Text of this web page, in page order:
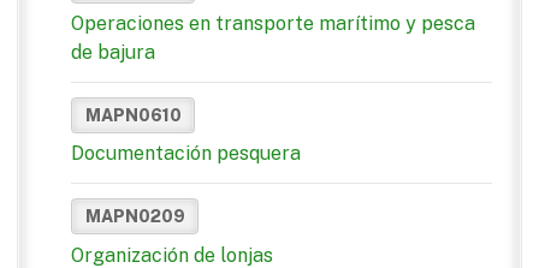
Operaciones en transporte marítimo y pesca
de bajura
MAPN0610
Documentación pesquera
MAPN0209
Organización de lonjas